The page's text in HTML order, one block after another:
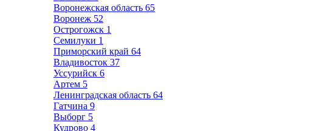
Воронежская область 65
Воронеж 52
Острогожск 1
Семилуки 1
Приморский край 64
Владивосток 37
Уссурийск 6
Артем 5
Ленинградская область 64
Гатчина 9
Выборг 5
Кудрово 4